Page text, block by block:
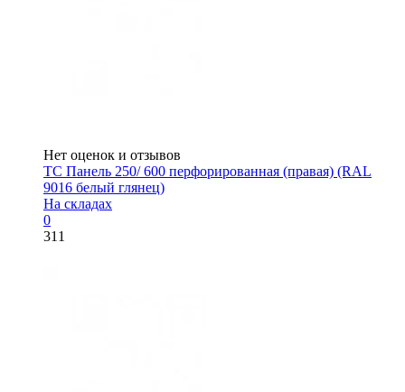
Нет оценок и отзывов
ТС Панель 250/ 600 перфорированная (правая) (RAL
9016 белый глянец)
На складах
0
311